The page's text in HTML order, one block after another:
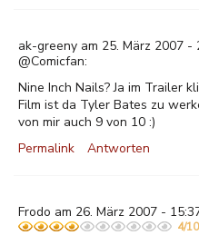
ak-greeny am 25. März 2007 -
@Comicfan:
Nine Inch Nails? Ja im Trailer
Film ist da Tyler Bates zu
von mir auch 9 von 10 :)
Permalink
Antworten
Frodo am 26. März 2007 -
4/10